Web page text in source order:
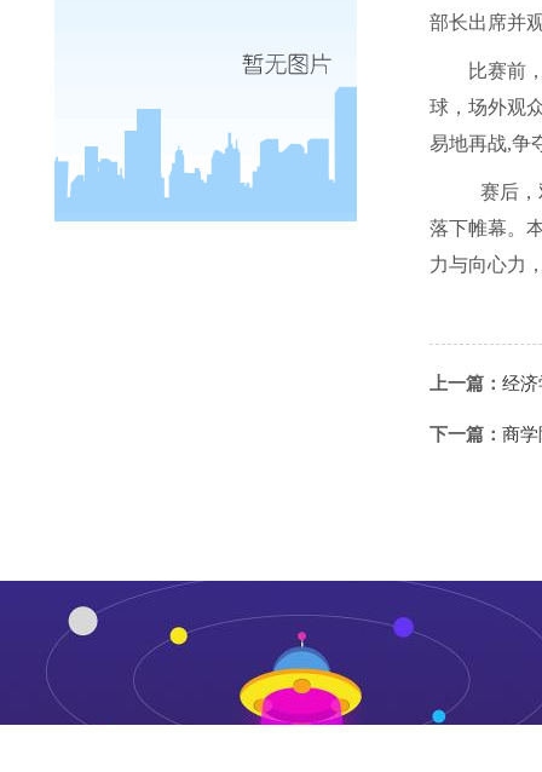
部长出席并
比赛前
球，场外观
易地再战,争
赛后，
落下帷幕。
力与向心力
上一篇： 经
下一篇： 商